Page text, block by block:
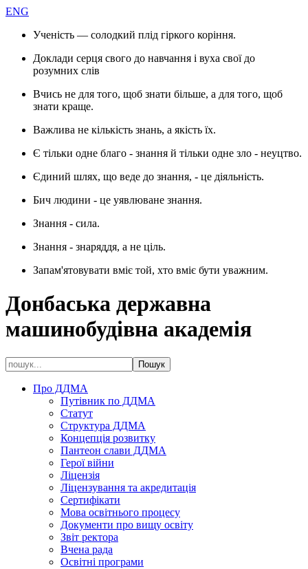
ENG
Ученість — солодкий плід гіркого коріння.
Доклади серця свого до навчання і вуха свої до
розумних слів
Вчись не для того, щоб знати більше, а для того, щоб
знати краще.
Важлива не кількість знань, а якість їх.
Є тільки одне благо - знання й тільки одне зло - неуцтво.
Єдиний шлях, що веде до знання, - це діяльність.
Бич людини - це уявлюване знання.
Знання - сила.
Знання - знаряддя, а не ціль.
Запам'ятовувати вміє той, хто вміє бути уважним.
Донбаська державна
машинобудівна академія
Про ДДМА
Путівник по ДДМА
Статут
Структура ДДМА
Концепція розвитку
Пантеон слави ДДМА
Герої війни
Ліцензія
Ліцензування та акредитація
Сертифікати
Мова освітнього процесу
Документи про вищу освіту
Звіт ректора
Вчена рада
Освітні програми